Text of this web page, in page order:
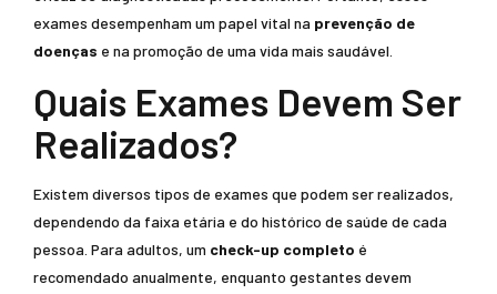
exames desempenham um papel vital na prevenção de
doenças e na promoção de uma vida mais saudável.
Quais Exames Devem Ser
Realizados?
Existem diversos tipos de exames que podem ser realizados,
dependendo da faixa etária e do histórico de saúde de cada
pessoa. Para adultos, um check-up completo é
recomendado anualmente, enquanto gestantes devem